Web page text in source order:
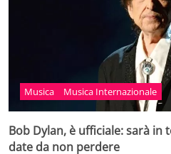
Musica Musica Internazionale
Bob Dylan, è ufficiale: sarà
date da non perdere